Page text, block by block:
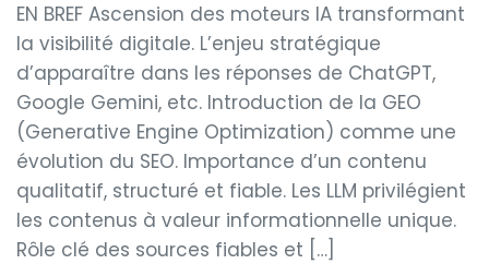
EN BREF Ascension des moteurs IA transformant
la visibilité digitale. L’enjeu stratégique
d’apparaître dans les réponses de ChatGPT,
Google Gemini, etc. Introduction de la GEO
(Generative Engine Optimization) comme une
évolution du SEO. Importance d’un contenu
qualitatif, structuré et fiable. Les LLM privilégient
les contenus à valeur informationnelle unique.
Rôle clé des sources fiables et […]